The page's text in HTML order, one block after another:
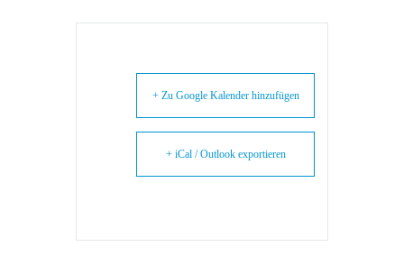
+ Zu Google Kalender hinzufügen
+ iCal / Outlook exportieren